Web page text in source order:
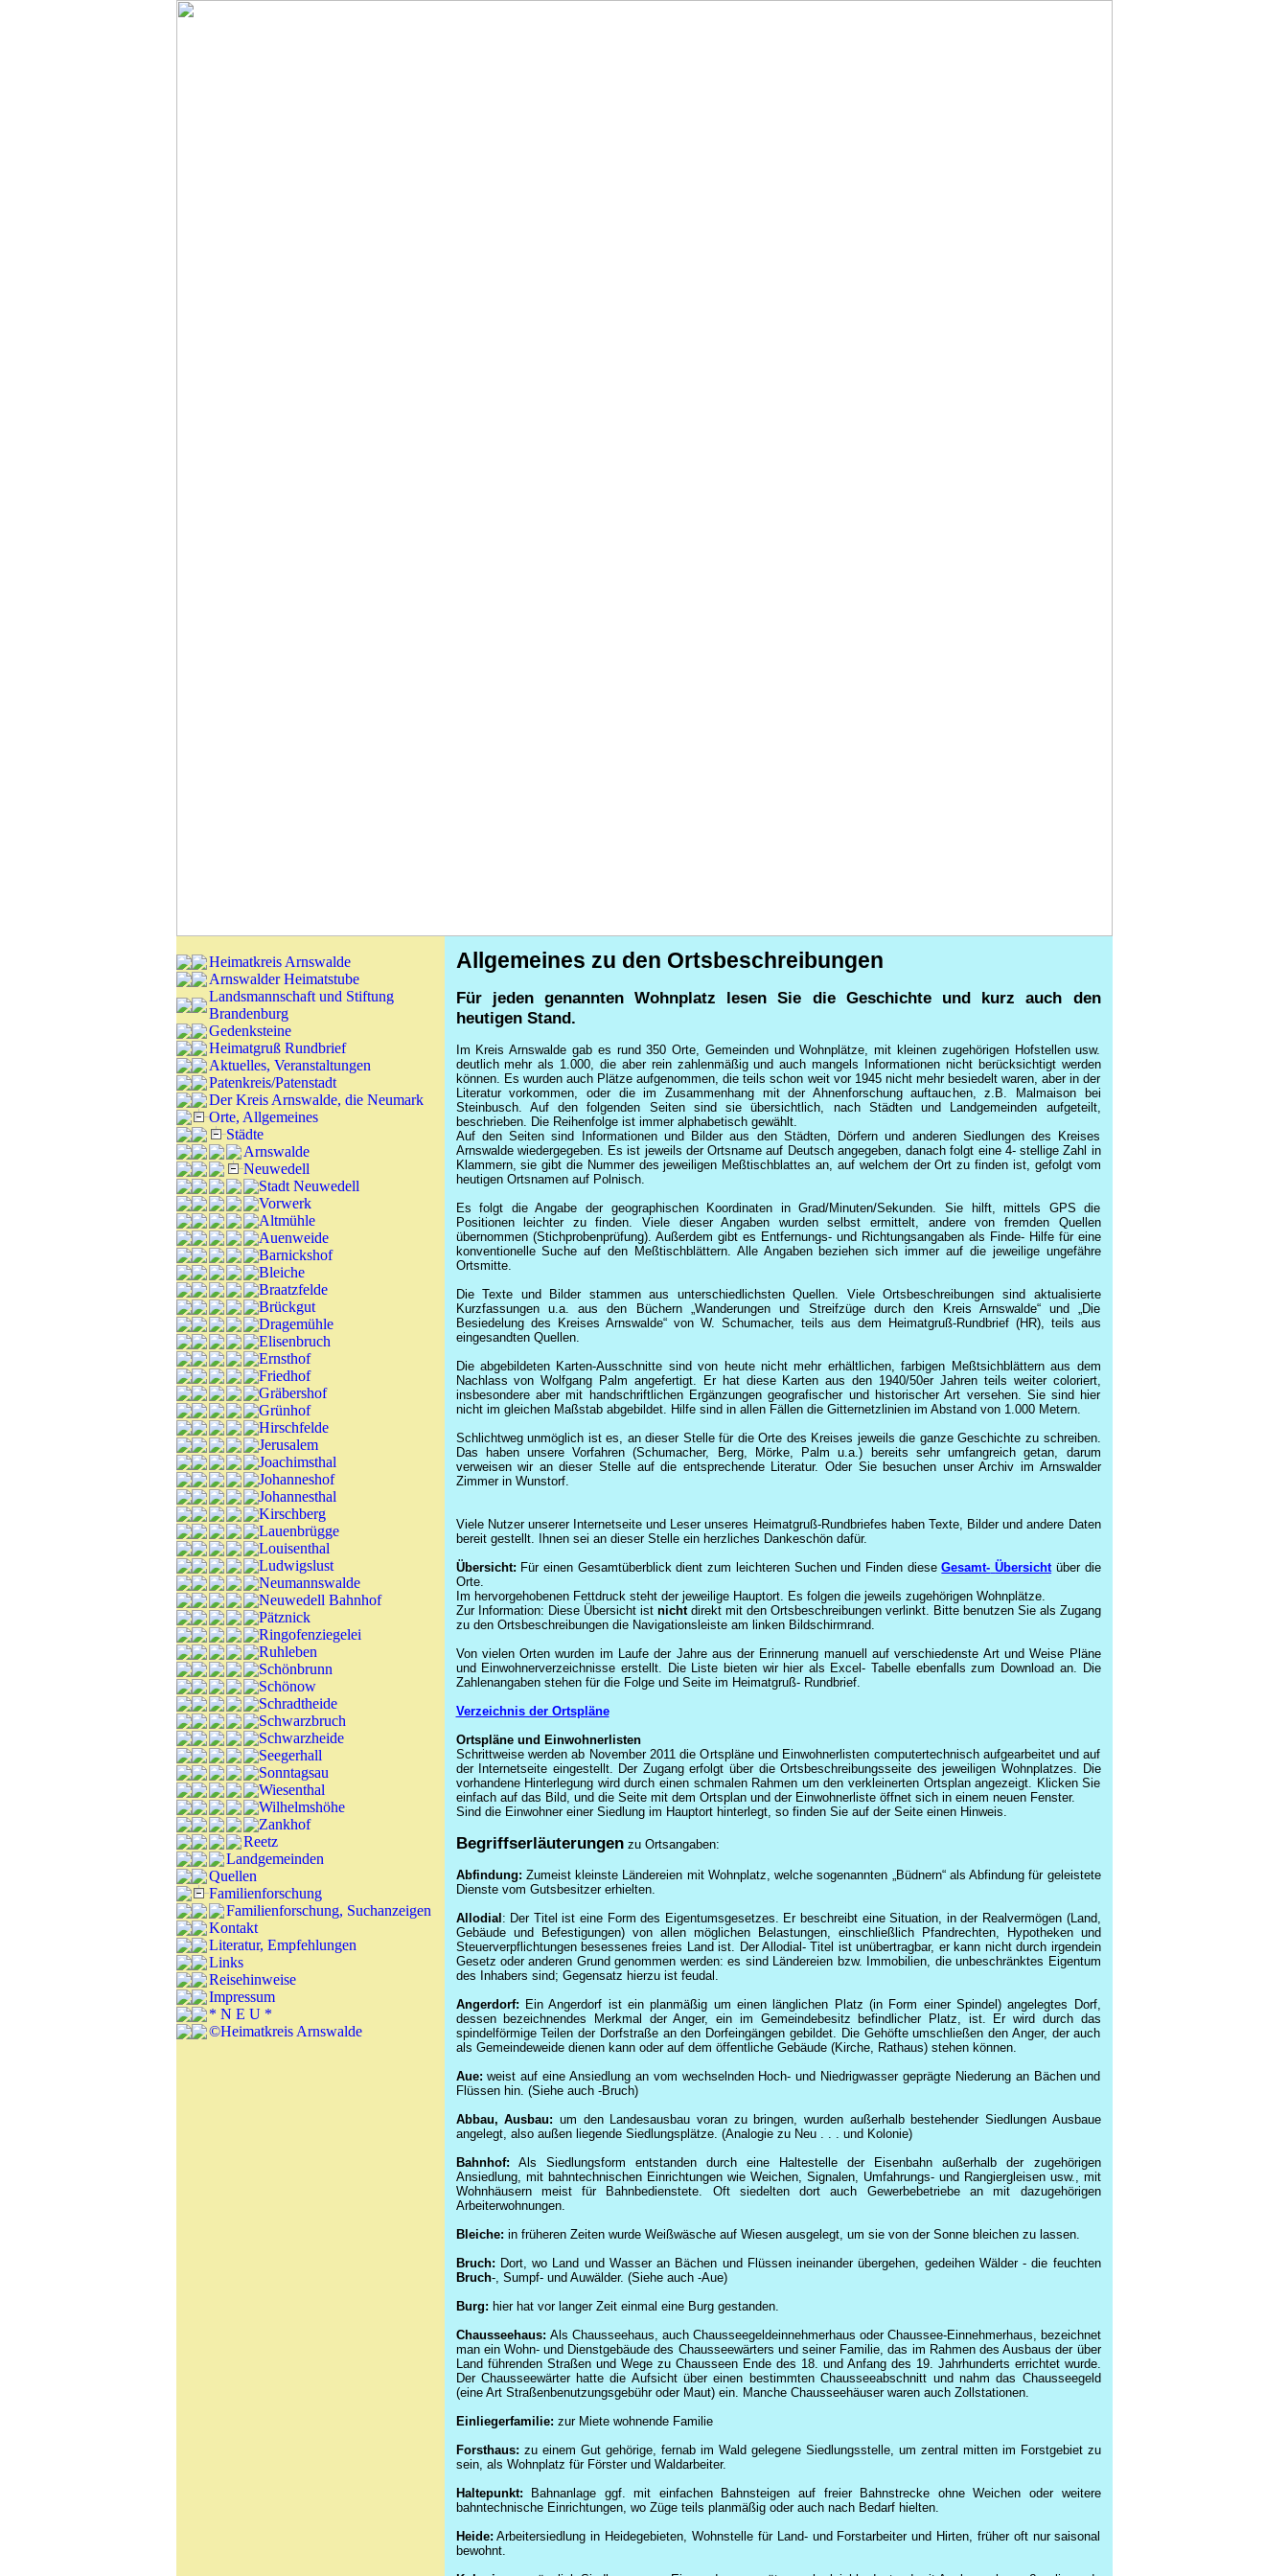
Heimatkreis Arnswalde
Arnswalder Heimatstube
Landsmannschaft und Stiftung
Brandenburg
Gedenksteine
Heimatgruß Rundbrief
Aktuelles, Veranstaltungen
Patenkreis/Patenstadt
Der Kreis Arnswalde, die Neumark
Orte, Allgemeines
Städte
Arnswalde
Neuwedell
Stadt Neuwedell
Vorwerk
Altmühle
Auenweide
Barnickshof
Bleiche
Braatzfelde
Brückgut
Dragemühle
Elisenbruch
Ernsthof
Friedhof
Gräbershof
Grünhof
Hirschfelde
Jerusalem
Joachimsthal
Johanneshof
Johannesthal
Kirschberg
Lauenbrügge
Louisenthal
Ludwigslust
Neumannswalde
Neuwedell Bahnhof
Pätznick
Ringofenziegelei
Ruhleben
Schönbrunn
Schönow
Schradtheide
Schwarzbruch
Schwarzheide
Seegerhall
Sonntagsau
Wiesenthal
Wilhelmshöhe
Zankhof
Reetz
Landgemeinden
Quellen
Familienforschung
Familienforschung, Suchanzeigen
Kontakt
Literatur, Empfehlungen
Links
Reisehinweise
Impressum
* N E U *
©Heimatkreis Arnswalde
Allgemeines zu den Ortsbeschreibungen
Für jeden genannten Wohnplatz lesen Sie die Geschichte und kurz auch den
heutigen Stand.
Im Kreis Arnswalde gab es rund 350 Orte, Gemeinden und Wohnplätze, mit kleinen zugehörigen Hofstellen usw.
deutlich mehr als 1.000, die aber rein zahlenmäßig und auch mangels Informationen nicht berücksichtigt werden
können. Es wurden auch Plätze aufgenommen, die teils schon weit vor 1945 nicht mehr besiedelt waren, aber in der
Literatur vorkommen, oder die im Zusammenhang mit der Ahnenforschung auftauchen, z.B. Malmaison bei
Steinbusch. Auf den folgenden Seiten sind sie übersichtlich, nach Städten und Landgemeinden aufgeteilt,
beschrieben. Die Reihenfolge ist immer alphabetisch gewählt.
Auf den Seiten sind Informationen und Bilder aus den Städten, Dörfern und anderen Siedlungen des Kreises
Arnswalde wiedergegeben. Es ist jeweils der Ortsname auf Deutsch angegeben, danach folgt eine 4- stellige Zahl in
Klammern, sie gibt die Nummer des jeweiligen Meßtischblattes an, auf welchem der Ort zu finden ist, gefolgt vom
heutigen Ortsnamen auf Polnisch.
Es folgt die Angabe der geographischen Koordinaten in Grad/Minuten/Sekunden. Sie hilft, mittels GPS die
Positionen leichter zu finden. Viele dieser Angaben wurden selbst ermittelt, andere von fremden Quellen
übernommen (Stichprobenprüfung). Außerdem gibt es Entfernungs- und Richtungsangaben als Finde- Hilfe für eine
konventionelle Suche auf den Meßtischblättern. Alle Angaben beziehen sich immer auf die jeweilige ungefähre
Ortsmitte.
Die Texte und Bilder stammen aus unterschiedlichsten Quellen. Viele Ortsbeschreibungen sind aktualisierte
Kurzfassungen u.a. aus den Büchern „Wanderungen und Streifzüge durch den Kreis Arnswalde“ und „Die
Besiedelung des Kreises Arnswalde“ von W. Schumacher, teils aus dem Heimatgruß-Rundbrief (HR), teils aus
eingesandten Quellen.
Die abgebildeten Karten-Ausschnitte sind von heute nicht mehr erhältlichen, farbigen Meßtsichblättern aus dem
Nachlass von Wolfgang Palm angefertigt. Er hat diese Karten aus den 1940/50er Jahren teils weiter coloriert,
insbesondere aber mit handschriftlichen Ergänzungen geografischer und historischer Art versehen. Sie sind hier
nicht im gleichen Maßstab abgebildet. Hilfe sind in allen Fällen die Gitternetzlinien im Abstand von 1.000 Metern.
Schlichtweg unmöglich ist es, an dieser Stelle für die Orte des Kreises jeweils die ganze Geschichte zu schreiben.
Das haben unsere Vorfahren (Schumacher, Berg, Mörke, Palm u.a.) bereits sehr umfangreich getan, darum
verweisen wir an dieser Stelle auf die entsprechende Literatur. Oder Sie besuchen unser Archiv im Arnswalder
Zimmer in Wunstorf.
Viele Nutzer unserer Internetseite und Leser unseres Heimatgruß-Rundbriefes haben Texte, Bilder und andere Daten
bereit gestellt. Ihnen sei an dieser Stelle ein herzliches Dankeschön dafür.
Übersicht: Für einen Gesamtüberblick dient zum leichteren Suchen und Finden dieseGesamt- Übersicht über die
Orte.
Im hervorgehobenen Fettdruck steht der jeweilige Hauptort. Es folgen die jeweils zugehörigen Wohnplätze.
Zur Information: Diese Übersicht ist nichtdirekt mit den Ortsbeschreibungen verlinkt. Bitte benutzen Sie als Zugang
zu den Ortsbeschreibungen die Navigationsleiste am linken Bildschirmrand.
Von vielen Orten wurden im Laufe der Jahre aus der Erinnerung manuell auf verschiedenste Art und Weise Pläne
und Einwohnerverzeichnisse erstellt. Die Liste bieten wir hier als Excel- Tabelle ebenfalls zum Download an. Die
Zahlenangaben stehen für die Folge und Seite im Heimatgruß- Rundbrief.
Verzeichnis der Ortspläne
Ortspläne und Einwohnerlisten
Schrittweise werden ab November 2011 die Ortspläne und Einwohnerlisten computertechnisch aufgearbeitet und auf
der Internetseite eingestellt. Der Zugang erfolgt über die Ortsbeschreibungsseite des jeweiligen Wohnplatzes. Die
vorhandene Hinterlegung wird durch einen schmalen Rahmen um den verkleinerten Ortsplan angezeigt. Klicken Sie
einfach auf das Bild, und die Seite mit dem Ortsplan und der Einwohnerliste öffnet sich in einem neuen Fenster.
Sind die Einwohner einer Siedlung im Hauptort hinterlegt, so finden Sie auf der Seite einen Hinweis.
Begriffserläuterungenzu Ortsangaben:
Abfindung: Zumeist kleinste Ländereien mit Wohnplatz, welche sogenannten „Büdnern“ als Abfindung für geleistete
Dienste vom Gutsbesitzer erhielten.
Allodial : Der Titel ist eine Form des Eigentumsgesetzes. Er beschreibt eine Situation, in der Realvermögen (Land,
Gebäude und Befestigungen) von allen möglichen Belastungen, einschließlich Pfandrechten, Hypotheken und
Steuerverpflichtungen besessenes freies Land ist. Der Allodial- Titel ist unübertragbar, er kann nicht durch irgendein
Gesetz oder anderen Grund genommen werden: es sind Ländereien bzw. Immobilien, die unbeschränktes Eigentum
des Inhabers sind; Gegensatz hierzu ist feudal.
Angerdorf: EinAngerdorf ist ein planmäßig um einen länglichen Platz (in Form einer Spindel) angelegtes Dorf,
dessen bezeichnendes Merkmal der Anger, ein im Gemeindebesitz befindlicher Platz, ist. Er wird durch das
spindelförmige Teilen der Dorfstraße an den Dorfeingängen gebildet. Die Gehöfte umschließen den Anger, der auch
als Gemeindeweide dienen kann oder auf dem öffentliche Gebäude (Kirche, Rathaus) stehen können.
Aue: weist auf eine Ansiedlung an vom wechselnden Hoch- und Niedrigwasser geprägte Niederung an Bächen und
Flüssen hin. (Siehe auch -Bruch)
Abbau, Ausbau: um den Landesausbau voran zu bringen, wurden außerhalb bestehender Siedlungen Ausbaue
angelegt, also außen liegende Siedlungsplätze. (Analogie zu Neu . . . und Kolonie)
Bahnhof: Als Siedlungsform entstanden durch eine Haltestelle der Eisenbahn außerhalb der zugehörigen
Ansiedlung, mit bahntechnischen Einrichtungen wie Weichen, Signalen, Umfahrungs- und Rangiergleisen usw., mit
Wohnhäusern meist für Bahnbedienstete. Oft siedelten dort auch Gewerbebetriebe an mit dazugehörigen
Arbeiterwohnungen.
Bleiche: in früheren Zeiten wurde Weißwäsche auf Wiesen ausgelegt, um sie von der Sonne bleichen zu lassen.
Bruch: Dort, wo Land und Wasser an Bächen und Flüssen ineinander übergehen, gedeihen Wälder - die feuchten
Bruch-, Sumpf- und Auwälder. (Siehe auch -Aue)
Burg: hier hat vor langer Zeit einmal eine Burg gestanden.
Chausseehaus: Als Chausseehaus, auch Chausseegeldeinnehmerhaus oder Chaussee-Einnehmerhaus, bezeichnet
man ein Wohn- und Dienstgebäude des Chausseewärters und seiner Familie, das im Rahmen des Ausbaus der über
Land führenden Straßenund Wegezu Chausseen Ende des 18. und Anfang des 19. Jahrhunderts errichtet wurde.
Der Chausseewärter hatte die Aufsicht über einen bestimmten Chausseeabschnitt und nahm das Chausseegeld
(eine Art Straßenbenutzungsgebühr oder Maut) ein. Manche Chausseehäuser waren auch Zollstationen.
Einliegerfamilie: zur Miete wohnende Familie
Forsthaus: zu einem Gut gehörige, fernab im Wald gelegene Siedlungsstelle, um zentral mitten im Forstgebiet zu
sein, als Wohnplatz für Förster und Waldarbeiter.
Haltepunkt: Bahnanlage ggf. mit einfachen Bahnsteigen auf freier Bahnstrecke ohne Weichen oder weitere
bahntechnische Einrichtungen, wo Züge teils planmäßig oder auch nach Bedarf hielten.
Heide: Arbeitersiedlung in Heidegebieten, Wohnstelle für Land- und Forstarbeiter und Hirten, früher oft nur saisonal
bewohnt.